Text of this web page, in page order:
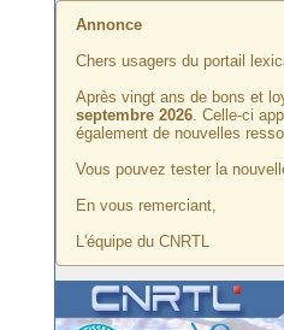
Annonce
Chers usagers du portail
Après vingt ans de bons et
septembre 2026. Celle-ci
également de nouvelles
Vous pouvez tester la
En vous remerciant,
L'équipe du CNRTL